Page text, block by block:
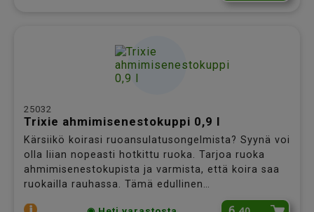
25032
Trixie ahmimisenestokuppi 0,9 l
Kärsiikö koirasi ruoansulatusongelmista? Syynä voi
olla liian nopeasti hotkittu ruoka. Tarjoa ruoka
ahmimisenestokupista ja varmista, että koira saa
ruokailla rauhassa. Tämä edullinen
ahmimisenestokuppi sopii jatkuvaan käyttöön tai